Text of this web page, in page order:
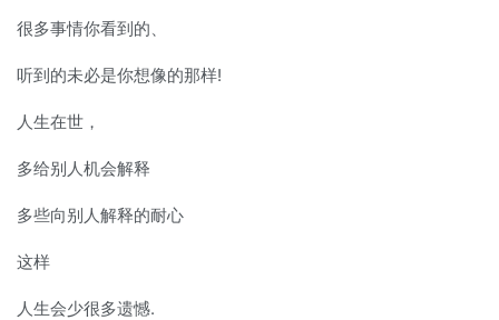
很多事情你看到的、
听到的未必是你想像的那样!
人生在世，
多给别人机会解释
多些向别人解释的耐心
这样
人生会少很多遗憾.